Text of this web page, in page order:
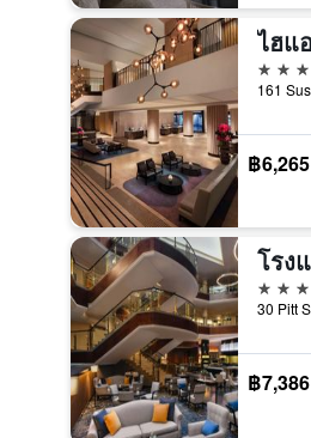
5 ดาว
฿6,265
5 ดาว
฿7,386